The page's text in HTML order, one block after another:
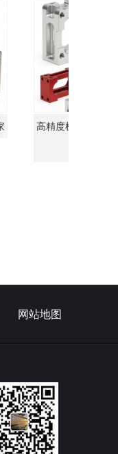
高精度机器人行星支
网站地图